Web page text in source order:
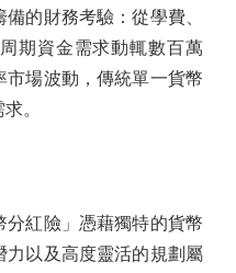
的財務考驗：從學費、
期資金需求動輒數百萬
市場波動，傳統單一貨幣
。
紅險」憑藉獨特的貨幣
力以及高度靈活的規劃屬